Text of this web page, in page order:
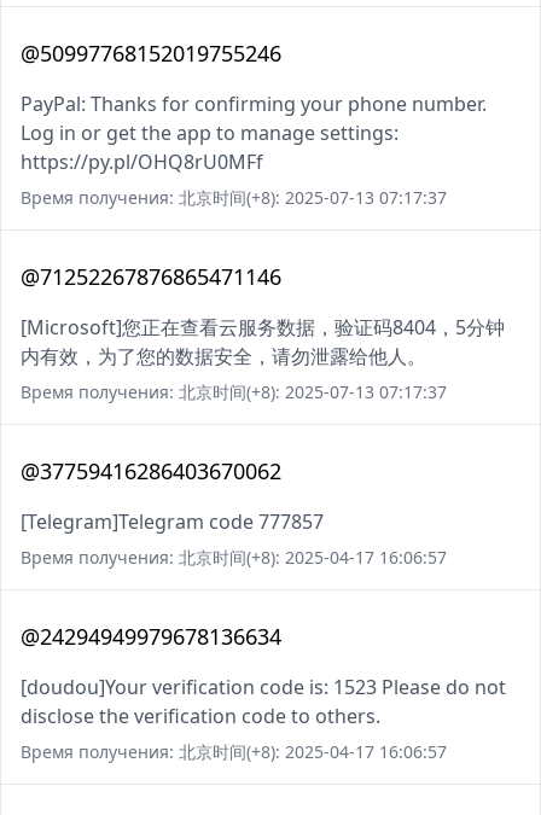
@50997768152019755246
PayPal: Thanks for confirming your phone number.
Log in or get the app to manage settings:
https://py.pl/OHQ8rU0MFf
Время получения: 北京时间(+8): 2025-07-13 07:17:37
@71252267876865471146
[Microsoft]您正在查看云服务数据，验证码8404，5分钟
内有效，为了您的数据安全，请勿泄露给他人。
Время получения: 北京时间(+8): 2025-07-13 07:17:37
@37759416286403670062
[Telegram]Telegram code 777857
Время получения: 北京时间(+8): 2025-04-17 16:06:57
@24294949979678136634
[doudou]Your verification code is: 1523 Please do not
disclose the verification code to others.
Время получения: 北京时间(+8): 2025-04-17 16:06:57